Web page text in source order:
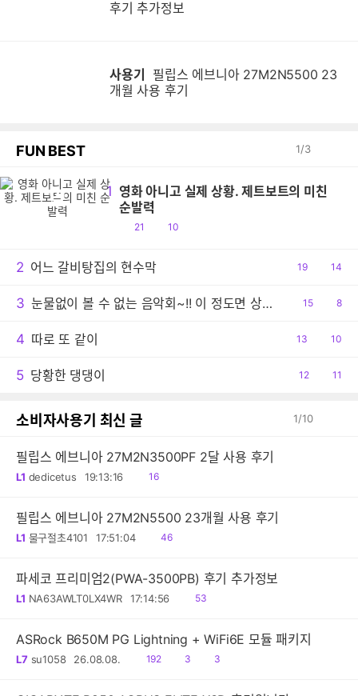
후기 추가정보
사용기
개월 사용 후기
FUN BEST 1/3
1 영화 아니고 실제 상황. 제트보트의 미친
순발력
공
21
댓
10
영
2 어느 갈비탕집의 현수막
공
19
댓
14
3 눈물없이 볼 수 없는 음악회~!! 이 정도면 상줘야..ㅠ
공
15
댓
8
4 따로 또 같이
공
13
댓
10
5 당황한 댕댕이
공
12
댓
11
소비자사용기 최신 글 1/10
필립스 에브니아 27M2N3500PF 2달 사용 후기
L1 dedicetus 19:13:16
읽
16
필립스 에브니아 27M2N5500 23개월 사용 후기
L1 물구절초4101 17:51:04
읽
46
파세코 프리미엄2(PWA-3500PB) 후기 추가정보
L1 NA63AWLT0LX4WR 17:14:56
읽
53
ASRock B650M PG Lightning + WiFi6E 모듈 패키지
L7 su1058 26.08.08.
읽
192
공
3
댓
3